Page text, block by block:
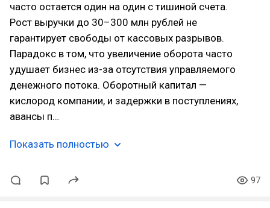
часто остается один на один с тишиной счета.
Рост выручки до 30–300 млн рублей не
гарантирует свободы от кассовых разрывов.
Парадокс в том, что увеличение оборота часто
удушает бизнес из-за отсутствия управляемого
денежного потока. Оборотный капитал —
кислород компании, и задержки в поступлениях,
авансы п…
Показать полностью
97